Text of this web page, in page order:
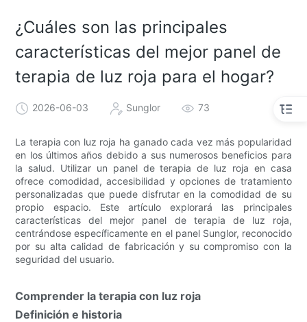
¿Cuáles son las principales
características del mejor panel de
terapia de luz roja para el hogar?
2026-06-03 Sunglor 73
La terapia con luz roja ha ganado cada vez más popularidad
en los últimos años debido a sus numerosos beneficios para
la salud. Utilizar un panel de terapia de luz roja en casa
ofrece comodidad, accesibilidad y opciones de tratamiento
personalizadas que puede disfrutar en la comodidad de su
propio espacio. Este artículo explorará las principales
características del mejor panel de terapia de luz roja,
centrándose específicamente en el panel Sunglor, reconocido
por su alta calidad de fabricación y su compromiso con la
seguridad del usuario.
Comprender la terapia con luz roja
Definición e historia